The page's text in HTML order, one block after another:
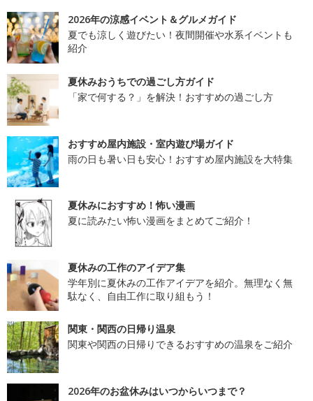
2026年の涼感イベント＆グルメガイド
夏でも涼しく遊びたい！夜間開催や水系イベントも
紹介
夏休みおうちでの過ごし方ガイド
「家で何する？」を解決！おすすめの過ごし方
おすすめ屋内施設・室内遊び場ガイド
雨の日も暑い日も安心！おすすめ屋内施設を大特集
夏休みにおすすめ！怖い漫画
夏に読みたい怖い漫画をまとめてご紹介！
夏休みの工作のアイデア集
学年別に夏休みの工作アイデアを紹介。無理なく無
駄なく、自由工作に取り組もう！
関東・関西の日帰り温泉
関東や関西の日帰りできるおすすめの温泉をご紹介
2026年のお盆休みはいつからいつまで？